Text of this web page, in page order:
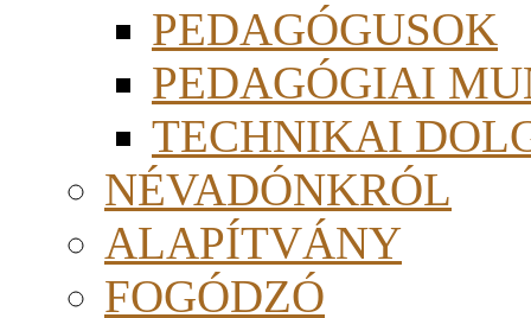
PEDAGÓGUSOK
PEDAGÓGIAI
TECHNIKAI
NÉVADÓNKRÓL
ALAPÍTVÁNY
FOGÓDZÓ